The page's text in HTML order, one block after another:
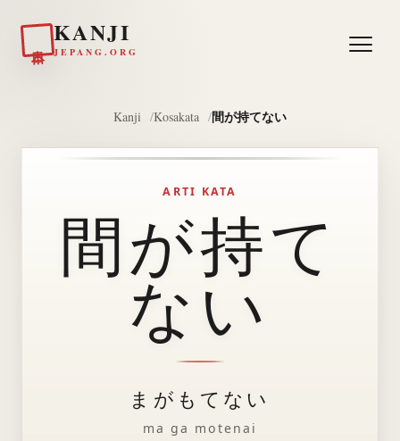
KANJI
JEPANG.ORG
Kanji Kosakata 間が持てない
ARTI KATA
間が持て
ない
まがもてない
ma ga motenai